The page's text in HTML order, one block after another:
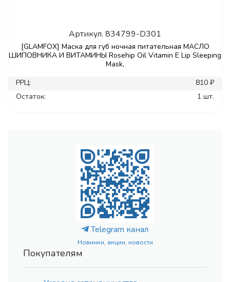
Артикул. 834799-D301
[GLAMFOX] Маска для губ ночная питательная МАСЛО
ШИПОВНИКА И ВИТАМИНЫ Rosehip Oil Vitamin E Lip Sleeping
Mask,
РРЦ:
810 ₽
Остаток:
1 шт.
Telegram канал
Новинки, акции, новости
Покупателям